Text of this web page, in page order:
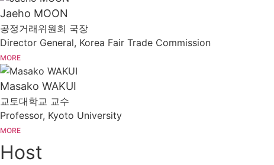
Jaeho MOON
공정거래위원회 국장
Director General, Korea Fair Trade Commission
MORE
Masako WAKUI
교토대학교 교수
Professor, Kyoto University
MORE
Host